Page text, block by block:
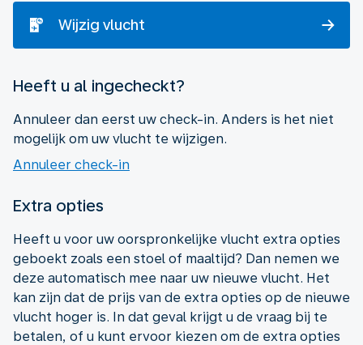
Wijzig vlucht
Heeft u al ingecheckt?
Annuleer dan eerst uw check-in. Anders is het niet
mogelijk om uw vlucht te wijzigen.
Annuleer check-in
Extra opties
Heeft u voor uw oorspronkelijke vlucht extra opties
geboekt zoals een stoel of maaltijd? Dan nemen we
deze automatisch mee naar uw nieuwe vlucht. Het
kan zijn dat de prijs van de extra opties op de nieuwe
vlucht hoger is. In dat geval krijgt u de vraag bij te
betalen, of u kunt ervoor kiezen om de extra opties